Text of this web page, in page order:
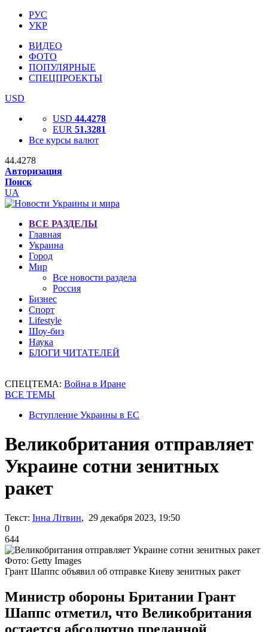
РУС
УКР
ВИДЕО
ФОТО
ПОПУЛЯРНЫЕ
СПЕЦПРОЕКТЫ
USD
USD 44.4278
EUR 51.3281
Все курсы валют
44.4278
Авторизация
Поиск
UA
ВСЕ РАЗДЕЛЫ
Главная
Украина
Город
Мир
Все новости раздела
Россия
Бизнес
Спорт
Lifestyle
Шоу-биз
Наука
БЛОГИ ЧИТАТЕЛЕЙ
СПЕЦТЕМА: Война в Иране
ВСЕ ТЕМЫ
Вступление Украины в ЕС
Великобритания отправляет
Украине сотни зенитных
ракет
Текст: Інна Літвин, 29 декабря 2023, 19:50
0
644
Фото: Getty Images
Грант Шаппс объявил об отправке Киеву зенитных ракет
Министр обороны Британии Грант
Шаппс отметил, что Великобритания
остается абсолютно преданной